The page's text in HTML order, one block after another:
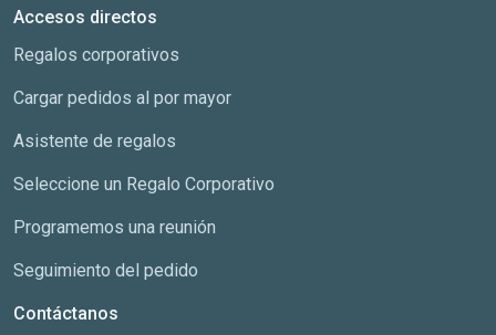
Accesos directos
Regalos corporativos
Cargar pedidos al por mayor
Asistente de regalos
Seleccione un Regalo Corporativo
Programemos una reunión
Seguimiento del pedido
Contáctanos